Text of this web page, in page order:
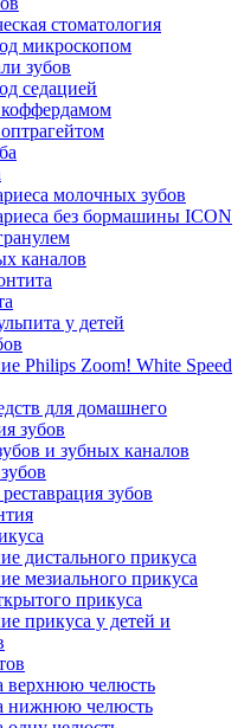
стоматология
микроскопом
зубов
седацией
молочных зубов
без бормашины ICON
каналов
у детей
Philips Zoom! White Speed
для домашнего
зубов
и зубных каналов
зубов
дистального прикуса
мезиального прикуса
прикуса
прикуса у детей и
верхнюю челюсть
нижнюю челюсть